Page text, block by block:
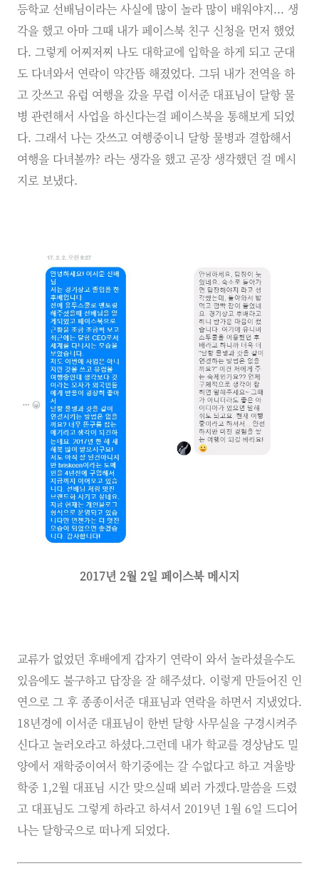
등학교 선배님이라는 사실에 많이 놀라 많이 배워야지... 생
각을 했고 아마 그때 내가 페이스북 친구 신청을 먼저 했었
다. 그렇게 어찌저찌 나도 대학교에 입학을 하게 되고 군대
도 다녀와서 연락이 약간뜸 해졌었다. 그뒤 내가 전역을 하
고 갓쓰고 유럽 여행을 갔을 무렵 이서준 대표님이 달항 물
병 관련해서 사업을 하신다는걸 페이스북을 통해보게 되었
다. 그래서 나는 갓쓰고 여행중이니 달항 물병과 결합해서
여행을 다녀볼까? 라는 생각을 했고 곧장 생각했던 걸 메시
지로 보냈다.
2017년 2월 2일 페이스북 메시지
교류가 없었던 후배에게 갑자기 연락이 와서 놀라셨을수도
있음에도 불구하고 답장을 잘 해주셨다. 이렇게 만들어진 인
연으로 그 후 종종이서준 대표님과 연락을 하면서 지냈었다.
18년경에 이서준 대표님이 한번 달항 사무실을 구경시켜주
신다고 놀러오라고 하셨다.그런데 내가 학교를 경상남도 밀
양에서 재학중이여서 학기중에는 갈 수없다고 하고 겨울방
학중 1,2월 대표님 시간 맞으실때 뵈러 가겠다.말씀을 드렸
고 대표님도 그렇게 하라고 하셔서 2019년 1월 6일 드디어
나는 달항국으로 떠나게 되었다.